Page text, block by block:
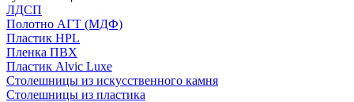
ЛДСП
Полотно АГТ (МДФ)
Пластик HPL
Пленка ПВХ
Пластик Alvic Luxe
Столешницы из искусственного камня
Столешницы из пластика